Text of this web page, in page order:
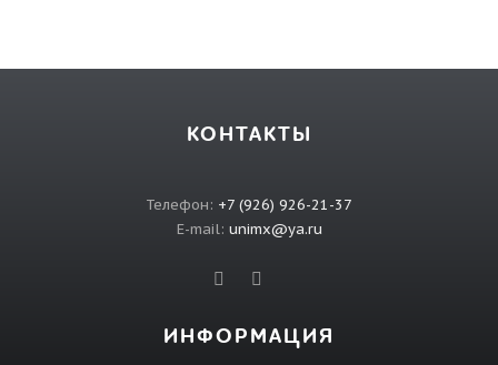
КОНТАКТЫ
Телефон: +7 (926) 926-21-37
E-mail: unimx@ya.ru
ИНФОРМАЦИЯ